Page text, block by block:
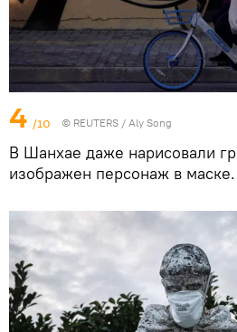
4 /10 © REUTERS / Aly Song
В Шанхае даже нарисовали
изображен персонаж в маске.